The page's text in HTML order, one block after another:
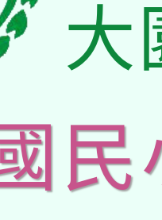
大
民